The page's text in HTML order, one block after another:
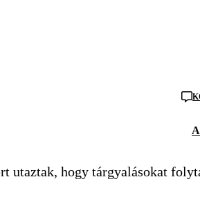
utaztak, hogy tárgyalásokat